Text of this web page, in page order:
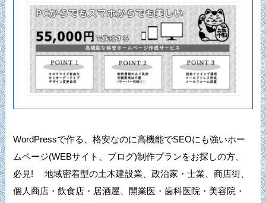
WordPressで作る、格安なのに高機能でSEOにも強いホー
ムページ(WEBサイト、ブログ)制作プランをお探しの方、
必見! 地域密着型の土木建設業、政治家・士業、商店街、
個人商店・飲食店・居酒屋、開業医・歯科医院・美容院・